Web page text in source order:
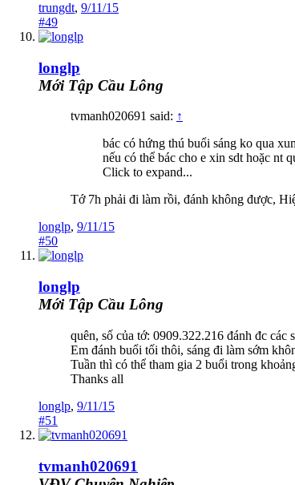
trungdt, 9/11/15
#49
longlp
Mới Tập Cầu Lông
tvmanh020691 said: ↑
bác có hứng thú buổi sáng ko qua
nếu có thể bác cho e xin sdt hoặc nt
Click to expand...
Tớ 7h phải đi làm rồi, đánh không được,
longlp, 9/11/15
#50
longlp
Mới Tập Cầu Lông
quên, số của tớ: 0909.322.216 đánh đc
Em đánh buổi tối thôi, sáng đi làm sớm
Tuần thì có thể tham gia 2 buổi trong
Thanks all
longlp, 9/11/15
#51
tvmanh020691